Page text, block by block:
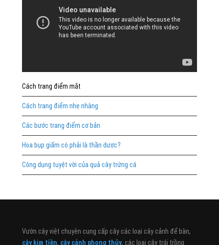
Cách trang điểm mắt
Cách trang điểm nhẹ nhàng
Các bước trang điểm cơ bản
Hoa bụp giấm có phải là thần dược?
Công dụng tuyệt vời của quả cây trứng cá
Vườn cây việt chuyên cung cấp cây các loại cây cảnh để bàn,
cây kim tiền, cây cảnh phong thủy, các loại cây trái trồng